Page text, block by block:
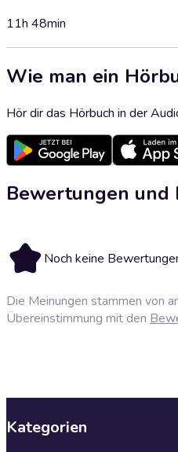
11h 48min
Wie man ein
Hör dir das Hörbuch in der
Bewertungen und
Noch keine
Die Meinungen stammen von
Übereinstimmung mit den
Kategorien